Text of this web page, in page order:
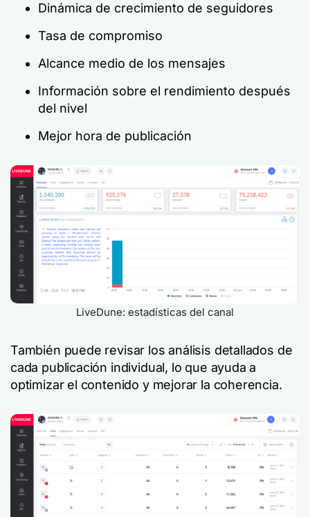
Dinámica de crecimiento de seguidores
Tasa de compromiso
Alcance medio de los mensajes
Información sobre el rendimiento después
del nivel
Mejor hora de publicación
LiveDune: estadísticas del canal
También puede revisar los análisis detallados de
cada publicación individual, lo que ayuda a
optimizar el contenido y mejorar la coherencia.